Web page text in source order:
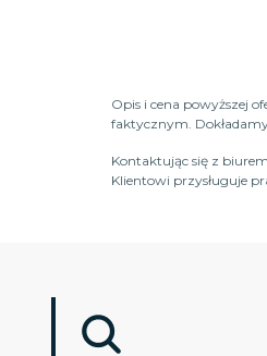
Opis i cena powyższej
faktycznym.
Kontaktując się z
Klientowi przysługuje